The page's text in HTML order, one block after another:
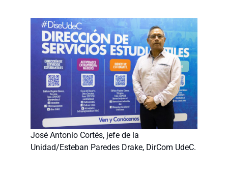
José Antonio Cortés, jefe de la
Unidad/Esteban Paredes Drake, DirCom UdeC.